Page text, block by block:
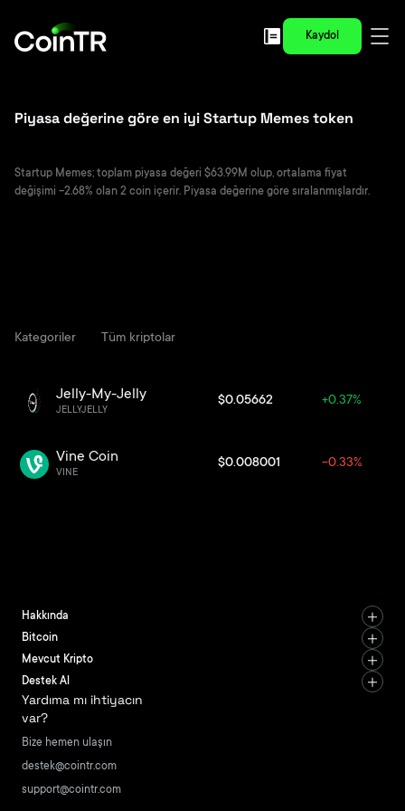
Kaydol
Piyasa değerine göre en iyi Startup Memes token
Startup Memes; toplam piyasa değeri $63.99M olup, ortalama fiyat
değişimi -2.68% olan 2 coin içerir. Piyasa değerine göre sıralanmışlardır.
Kategoriler Tüm kriptolar
Jelly-My-Jelly
JELLYJELLY
$0.05662 +0.37%
Vine Coin
VINE
$0.008001 -0.33%
Hakkında
Bitcoin
Mevcut Kripto
Destek Al
Yardıma mı ihtiyacın
var?
Bize hemen ulaşın
destek@cointr.com
support@cointr.com